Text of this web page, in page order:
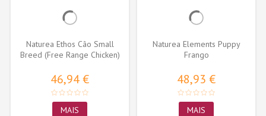
Naturea Ethos Cão Small
Breed (Free Range Chicken)
46,94 €
MAIS
Naturea Elements Puppy
Frango
48,93 €
MAIS